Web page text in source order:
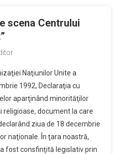
scena Centrului
Naţiunilor Unite a
1992, Declaraţia cu
aparţinând minorităţilor
religioase, document la care
ziua de 18 decembrie
naţionale. În ţara noastră,
fost consfinţită legislativ prin